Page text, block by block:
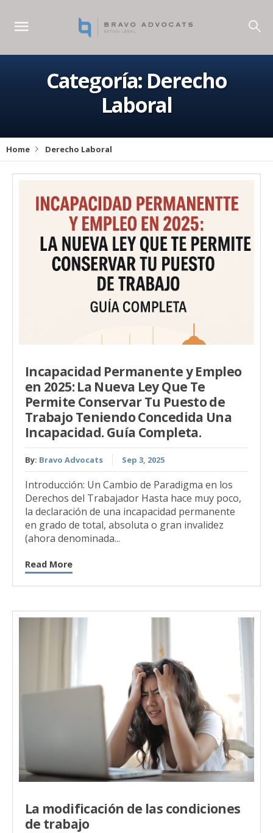
Categoría:Derecho
Laboral
Home Derecho Laboral
Incapacidad Permanente y Empleo
en 2025: La Nueva Ley Que Te
Permite Conservar Tu Puesto de
Trabajo Teniendo Concedida Una
Incapacidad. Guía Completa.
By: Bravo Advocats Sep 3, 2025
Introducción: Un Cambio de Paradigma en los
Derechos del Trabajador Hasta hace muy poco,
la declaración de una incapacidad permanente
en grado de total, absoluta o gran invalidez
(ahora denominada...
Read More
La modificación de las condiciones
de trabajo